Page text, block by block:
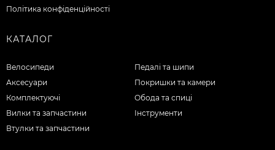
Політика конфіденційності
КАТАЛОГ
Велосипеди
Аксесуари
Комплектуючі
Вилки та запчастини
Втулки та запчастини
Педалі та шипи
Покришки та камери
Обода та спиці
Інструменти